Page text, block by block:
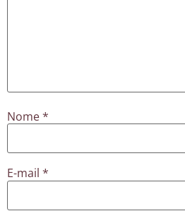
Nome*
E-mail *